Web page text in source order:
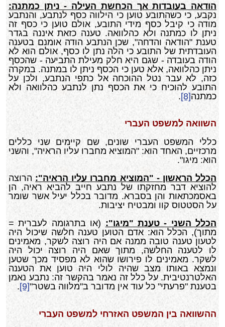
הודאה בעובדות אך הכחשת העילה - ניתן כמתנה:
נקבע, כי כשהתובע טוען כי הילווה כסף לנתבע, והנתבע
מודה כי קיבל כסף מידי התובע, אולם טוען כי כסף זה
ניתן לו כמתנה ולא כהלוואה. טענה כזאת איננה בגדר
טענת "הודאה והדחה", שכן הנתבע הודה אומנם בטענה
העובדתית של התובע כי הלה נתן לו כסף, אולם הוא לא
הודה בעובדה - שגם היא חלק מעילת התביעה - שהכסף
ניתן כהלוואה, אלא טען כי הכסף ניתן לו במתנה. במקרה
כזה, לא עבר נטל ההוכחה אל כתפי הנתבע, ולכן על
התובע להוכיח כי את הכסף נתן לנתבע כהלוואה ולא
כמתנה[8]
.
השוואה למשפט העברי
כללי המשפט העברי שונים, שם קיימים שני כללים
מרכזיים, האחד הוא: "המוציא מחברו עליו הראיה", והשני
הוא: מיגו".
הכלל הראשון - "המוציא מחברו עליו הראיה": הרוצה
להוציא דבר מחזקתו של נתבע חייב להביא ראיה, הן
באסמכתאות והן בסברא. מדובר בכלל יעיל אשר שומר
על הסטטוס קוו ומבטיח יציבות.
הכלל השני - טענת "מיגו": (או בתרגומה לעברית =
מתוך), הכלל הוא: אדם הטוען טענה חלשה שיכול היה
לטעון טענה טובה ממנה אם היה רוצה לשקר, מאמינים
לו לטענה החלשה, מתוך שאם היה רוצה יכול היה
לשקר. מאמינים לו פירושו שהוא לא מפסיד מכך שטען
ונמצא באותו מצב שהיה לולי היה טוען את הטענה
האלטרנטיבית. על כלל זה נאמר בהקשר זה: נתבע נאמן
בטענת "פרעתי" כל עוד אין מדובר ב"מלווה בשטר"[9]
.
ההשוואה בין המשפט האזרחי למשפט העברי